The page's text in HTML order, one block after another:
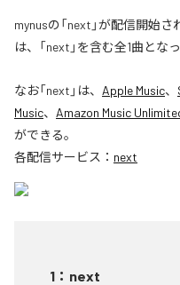
mynusの「next」が配信開始
は、「next」を含む全1曲とな
なお「next 」は、 Apple Music、
Music、 Amazon Music
ができる。
各配信サービス： next
1 ： next